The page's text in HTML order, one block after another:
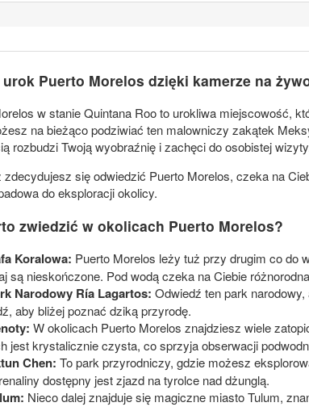
Puerto Morelos dzięki kamerze na
w stanie Quintana Roo to urokliwa miejscowość,
na bieżąco podziwiać ten malowniczy zakątek
rozbudzi Twoją wyobraźnię i zachęci do osobistej
zdecydujesz się odwiedzić Puerto Morelos, czeka na
do eksploracji okolicy.
zwiedzić w okolicach Puerto Morelos?
Koralowa: Puerto Morelos leży tuż przy drugim co do
są nieskończone. Pod wodą czeka na Ciebie
Narodowy Ría Lagartos: Odwiedź ten park
aby bliżej poznać dziką przyrodę.
W okolicach Puerto Morelos znajdziesz wiele
jest krystalicznie czysta, co sprzyja obserwacji
Chen: To park przyrodniczy, gdzie możesz
dostępny jest zjazd na tyrolce nad dżunglą.
Nieco dalej znajduje się magiczne miasto Tulum,